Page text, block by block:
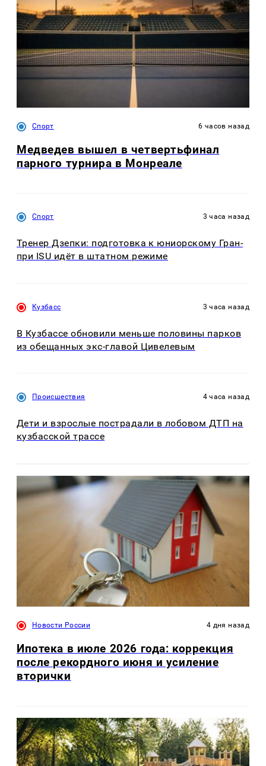
Спорт 6 часов назад
Медведев вышел в четвертьфинал
парного турнира в Монреале
Спорт 3 часа назад
Тренер Дзепки: подготовка к юниорскому Гран-
при ISU идёт в штатном режиме
Кузбасс 3 часа назад
В Кузбассе обновили меньше половины парков
из обещанных экс-главой Цивелевым
Происшествия 4 часа назад
Дети и взрослые пострадали в лобовом ДТП на
кузбасской трассе
Новости России 4 дня назад
Ипотека в июле 2026 года: коррекция
после рекордного июня и усиление
вторички